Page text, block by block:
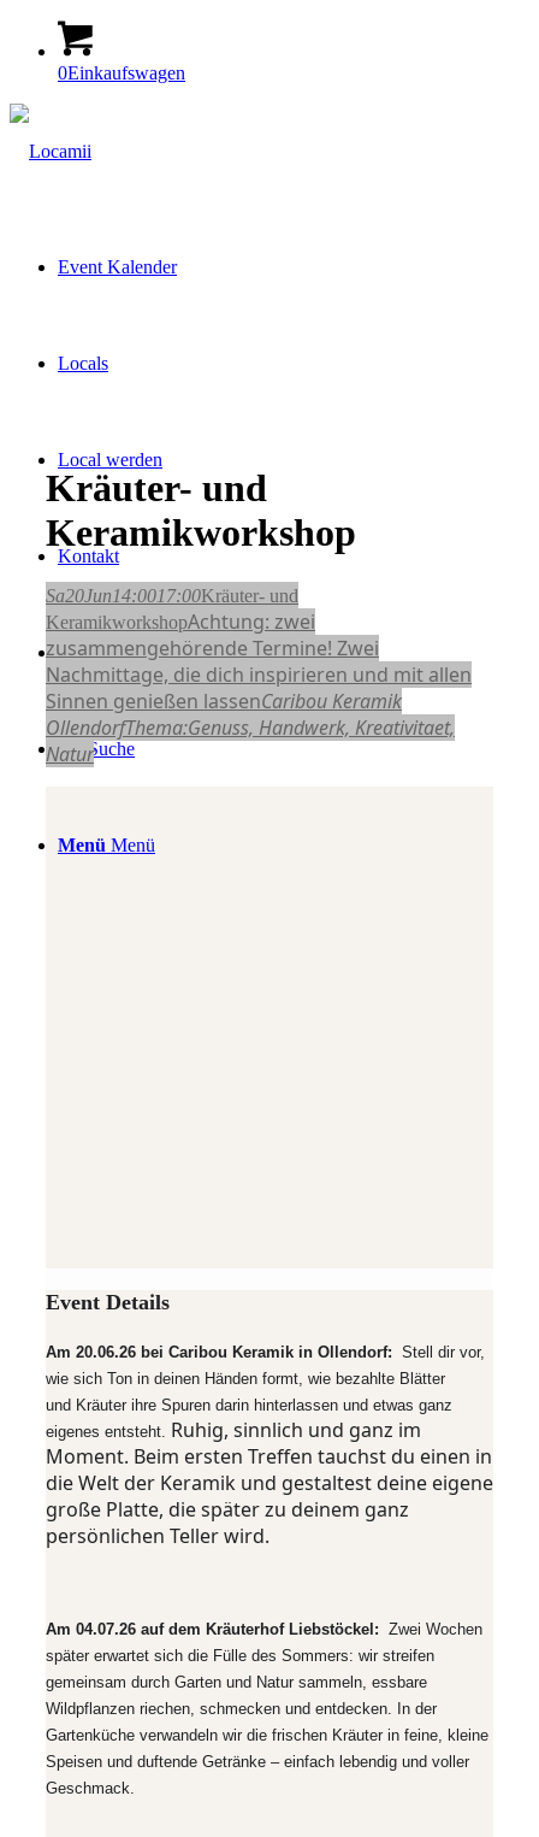
0Einkaufswagen
Event Kalender
Locals
Local werden
Kontakt
Login / Register Page Link
Suche
Menü Menü
Kräuter- und
Keramikworkshop
Sa20Jun14:0017:00Kräuter- und
KeramikworkshopAchtung: zwei
zusammengehörende Termine! Zwei
Nachmittage, die dich inspirieren und mit allen
Sinnen genießen lassenCaribou Keramik
OllendorfThema:Genuss, Handwerk, Kreativitaet,
Natur
Event Details
Am 20.06.26 bei Caribou Keramik in Ollendorf: Stell dir vor,
wie sich Ton in deinen Händen formt, wie bezahlte Blätter
und Kräuter ihre Spuren darin hinterlassen und etwas ganz
eigenes entsteht. Ruhig, sinnlich und ganz im
Moment. Beim ersten Treffen tauchst du einen in
die Welt der Keramik und gestaltest deine eigene
große Platte, die später zu deinem ganz
persönlichen Teller wird.
Am 04.07.26 auf dem Kräuterhof Liebstöckel: Zwei Wochen
später erwartet sich die Fülle des Sommers: wir streifen
gemeinsam durch Garten und Natur sammeln, essbare
Wildpflanzen riechen, schmecken und entdecken. In der
Gartenküche verwandeln wir die frischen Kräuter in feine, kleine
Speisen und duftende Getränke – einfach lebendig und voller
Geschmack.